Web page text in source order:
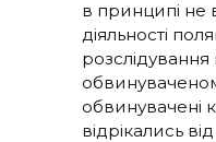
в принципі не
діяльності
обвинувачені
відрікались